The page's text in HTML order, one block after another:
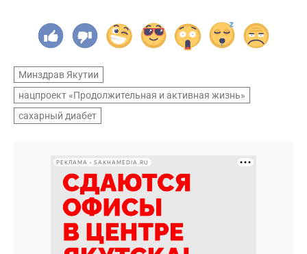
Минздрав Якутии
нацпроект «Продолжительная и активная жизнь»
сахарный диабет
РЕКЛАМА • SAKHAMEDIA.RU